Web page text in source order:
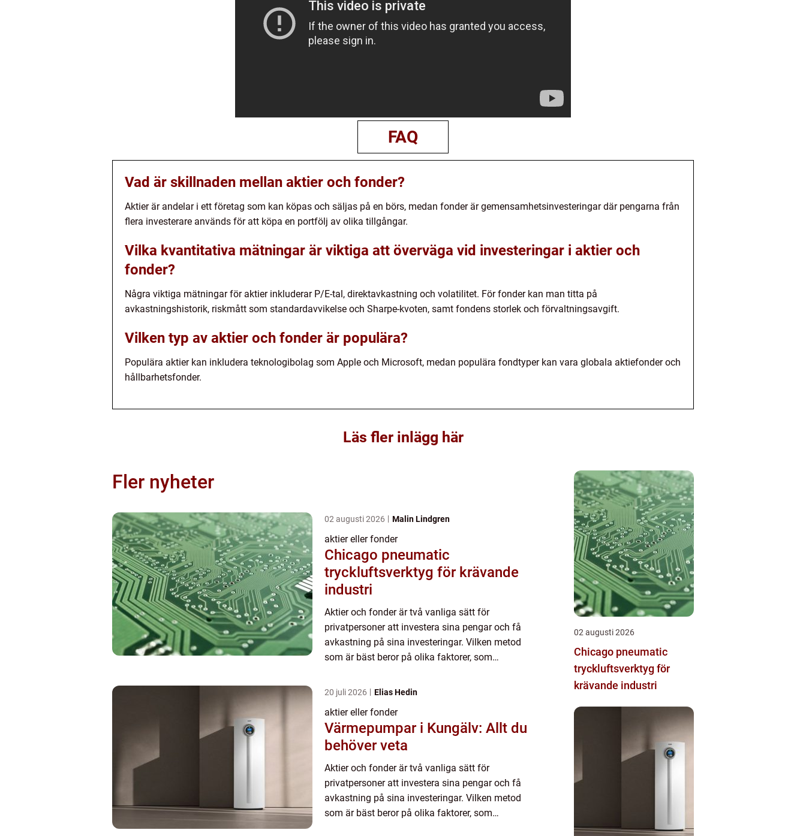
FAQ
Vad är skillnaden mellan aktier och fonder?
Aktier är andelar i ett företag som kan köpas och säljas på en börs, medan fonder är gemensamhetsinvesteringar där pengarna från
flera investerare används för att köpa en portfölj av olika tillgångar.
Vilka kvantitativa mätningar är viktiga att överväga vid investeringar i aktier och
fonder?
Några viktiga mätningar för aktier inkluderar P/E-tal, direktavkastning och volatilitet. För fonder kan man titta på
avkastningshistorik, riskmått som standardavvikelse och Sharpe-kvoten, samt fondens storlek och förvaltningsavgift.
Vilken typ av aktier och fonder är populära?
Populära aktier kan inkludera teknologibolag som Apple och Microsoft, medan populära fondtyper kan vara globala aktiefonder och
hållbarhetsfonder.
Läs fler inlägg här
Fler nyheter
02 augusti 2026 Malin Lindgren
aktier eller fonder
Chicago pneumatic
tryckluftsverktyg för krävande
industri
Aktier och fonder är två vanliga sätt för
privatpersoner att investera sina pengar och få
avkastning på sina investeringar. Vilken metod
som är bäst beror på olika faktorer, som
mål. I denna artikel k...
20 juli 2026 Elias Hedin
aktier eller fonder
Värmepumpar i Kungälv: Allt du
behöver veta
Aktier och fonder är två vanliga sätt för
privatpersoner att investera sina pengar och få
avkastning på sina investeringar. Vilken metod
som är bäst beror på olika faktorer, som
02 augusti 2026
Chicago pneumatic
tryckluftsverktyg för
krävande industri